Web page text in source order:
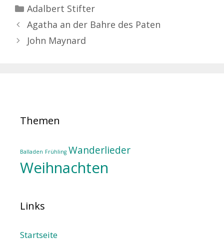
Kategorien
Adalbert Stifter
Agatha an der Bahre des Paten
John Maynard
Themen
Balladen Frühling Wanderlieder
Weihnachten
Links
Startseite